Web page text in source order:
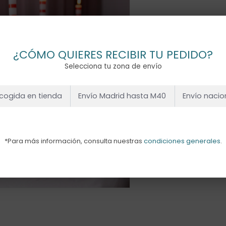
¿CÓMO QUIERES RECIBIR TU PEDIDO?
Selecciona tu zona de envío
en tienda Envío Madrid hasta M40 Envío
*Para más información, consulta nuestras condiciones generales.